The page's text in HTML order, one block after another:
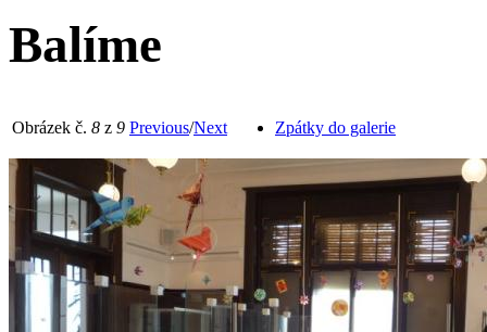
Balíme
Obrázek č. 8 z 9 Previous/Next Zpátky do galerie